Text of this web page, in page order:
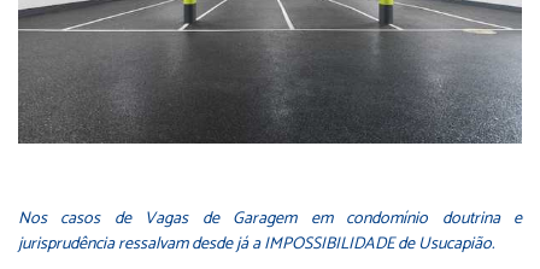
Nos casos de Vagas de Garagem em condomínio doutrina e
jurisprudência ressalvam desde já a IMPOSSIBILIDADE de Usucapião.